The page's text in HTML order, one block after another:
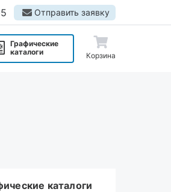
Отправить заявку
Графические
каталоги
Корзина
каталоги